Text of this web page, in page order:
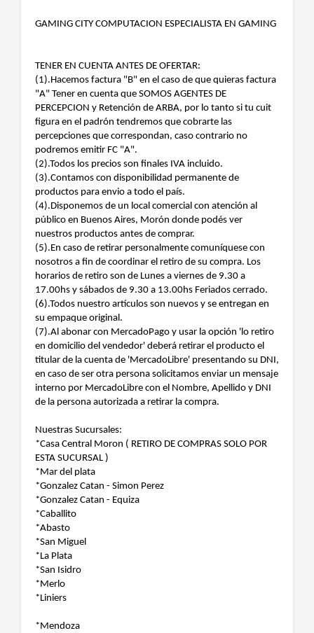
GAMING CITY COMPUTACION ESPECIALISTA EN GAMING
TENER EN CUENTA ANTES DE OFERTAR:
(1).Hacemos factura "B" en el caso de que quieras factura
"A" Tener en cuenta que SOMOS AGENTES DE
PERCEPCION y Retención de ARBA, por lo tanto si tu cuit
figura en el padrón tendremos que cobrarte las
percepciones que correspondan, caso contrario no
podremos emitir FC "A".
(2).Todos los precios son finales IVA incluido.
(3).Contamos con disponibilidad permanente de
productos para envio a todo el país.
(4).Disponemos de un local comercial con atención al
público en Buenos Aires, Morón donde podés ver
nuestros productos antes de comprar.
(5).En caso de retirar personalmente comuníquese con
nosotros a fin de coordinar el retiro de su compra. Los
horarios de retiro son de Lunes a viernes de 9.30 a
17.00hs y sábados de 9.30 a 13.00hs Feriados cerrado.
(6).Todos nuestro artículos son nuevos y se entregan en
su empaque original.
(7).Al abonar con MercadoPago y usar la opción 'lo retiro
en domicilio del vendedor' deberá retirar el producto el
titular de la cuenta de 'MercadoLibre' presentando su DNI,
en caso de ser otra persona solicitamos enviar un mensaje
interno por MercadoLibre con el Nombre, Apellido y DNI
de la persona autorizada a retirar la compra.
Nuestras Sucursales:
*Casa Central Moron ( RETIRO DE COMPRAS SOLO POR
ESTA SUCURSAL )
*Mar del plata
*Gonzalez Catan - Simon Perez
*Gonzalez Catan - Equiza
*Caballito
*Abasto
*San Miguel
*La Plata
*San Isidro
*Merlo
*Liniers
*Mendoza